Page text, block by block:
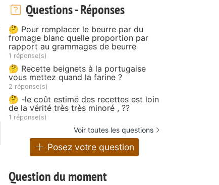
Questions - Réponses
🤔 Pour remplacer le beurre par du
fromage blanc quelle proportion par
rapport au grammages de beurre
1 réponse(s)
🤔 Recette beignets à la portugaise
vous mettez quand la farine ?
2 réponse(s)
🤔 -le coût estimé des recettes est loin
de la vérité très très minoré , ??
1 réponse(s)
Voir toutes les questions
Posez votre question
Question du moment